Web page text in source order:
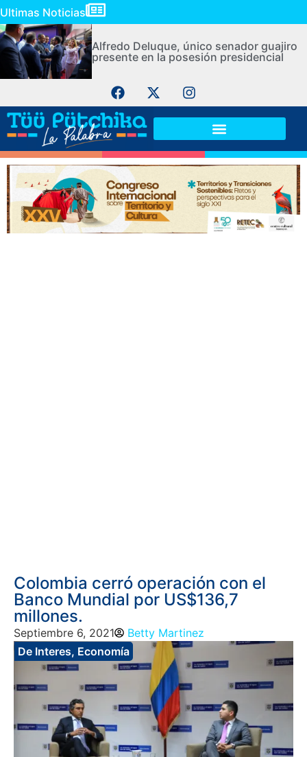
Ultimas Noticias
Alfredo Deluque, único senador guajiro
presente en la posesión presidencial
Colombia cerró operación con el
Banco Mundial por US$136,7
millones.
Septiembre 6, 2021
Betty Martinez
De Interes, Economía